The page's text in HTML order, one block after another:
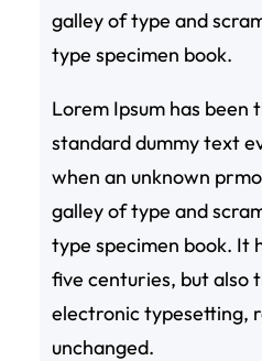
galley of type and
type specimen book.
Lorem Ipsum has been
standard dummy text
when an unknown
galley of type and
type specimen book. It
five centuries, but also
electronic typesetting,
unchanged.